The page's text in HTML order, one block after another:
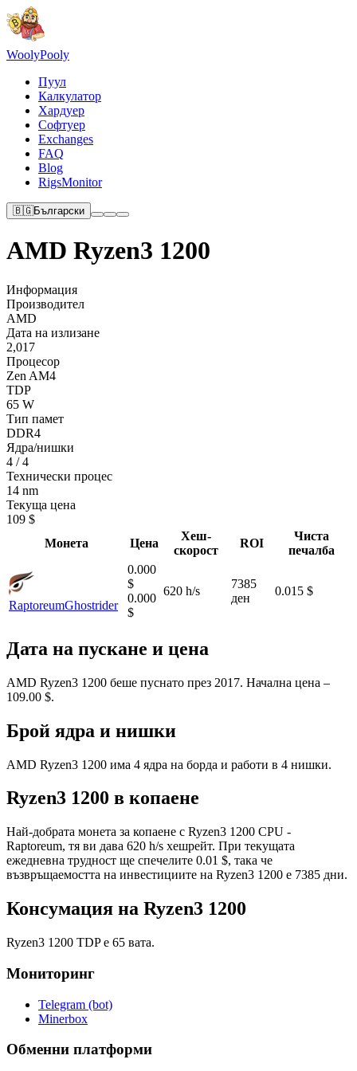
WoolyPooly
Пуул
Калкулатор
Хардуер
Софтуер
Exchanges
FAQ
Blog
RigsMonitor
🇧🇬Български
AMD Ryzen3 1200
Информация
Производител
AMD
Дата на излизане
2,017
Процесор
Zen AM4
TDP
65 W
Тип памет
DDR4
Ядра/нишки
4 / 4
Технически процес
14 nm
Текуща цена
109 $
Монета
Цена
Хеш-
скорост
ROI
Чиста
печалба
RaptoreumGhostrider
0.000
$
0.000
$
620 h/s
7385
ден
0.015 $
Дата на пускане и цена
AMD Ryzen3 1200 беше пуснато през 2017. Начална цена –
109.00 $.
Брой ядра и нишки
AMD Ryzen3 1200 има 4 ядра на борда и работи в 4 нишки.
Ryzen3 1200 в копаене
Най-добрата монета за копаене с Ryzen3 1200 CPU -
Raptoreum, тя ви дава 620 h/s хешрейт. При текущата
ежедневна трудност ще спечелите 0.01 $, така че
възвръщаемостта на инвестициите на Ryzen3 1200 е 7385 дни.
Консумация на Ryzen3 1200
Ryzen3 1200 TDP е 65 вата.
Мониторинг
Telegram (bot)
Minerbox
Обменни платформи